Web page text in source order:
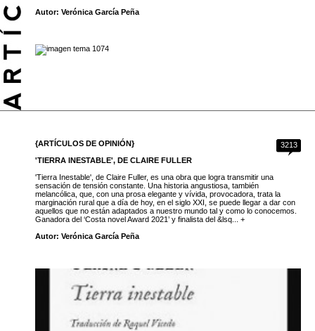
Autor: Verónica García Peña
3213
{ARTÍCULOS DE OPINIÓN}
'TIERRA INESTABLE', DE CLAIRE FULLER
'Tierra Inestable', de Claire Fuller, es una obra que logra transmitir una
sensación de tensión constante. Una historia angustiosa, también
melancólica, que, con una prosa elegante y vívida, provocadora, trata la
marginación rural que a día de hoy, en el siglo XXI, se puede llegar a dar con
aquellos que no están adaptados a nuestro mundo tal y como lo conocemos.
Ganadora del ‘Costa novel Award 2021’ y finalista del &lsq... +
Autor: Verónica García Peña